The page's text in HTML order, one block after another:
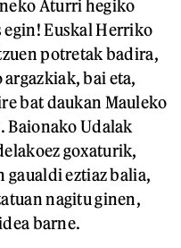
Aturri hegiko
Euskal Herriko
potretak badira,
bai eta,
bat daukan Mauleko
Baionako Udalak
goxaturik,
gaualdi eztiaz balia,
nagitu ginen,
barne.